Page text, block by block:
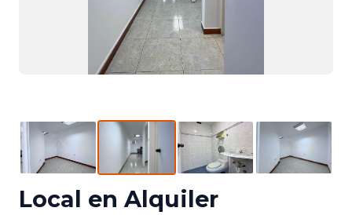
Local en Alquiler